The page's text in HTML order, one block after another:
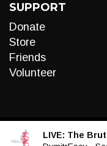
SUPPORT
Donate
Store
Friends
Volunteer
LIVE: The